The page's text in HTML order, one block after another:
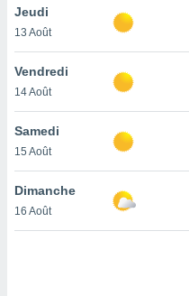
votre
à
en
le
de
web.
Jeudi
13 Août
Vendredi
14 Août
Samedi
15 Août
Dimanche
16 Août